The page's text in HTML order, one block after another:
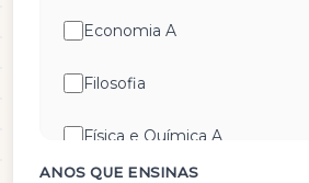
Economia A
Filosofia
Física e Química A
ANOS QUE ENSINAS